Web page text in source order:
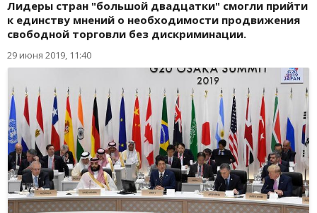
Лидеры стран "большой двадцатки" смогли прийти
к единству мнений о необходимости продвижения
свободной торговли без дискриминации.
29 июня 2019, 11:40